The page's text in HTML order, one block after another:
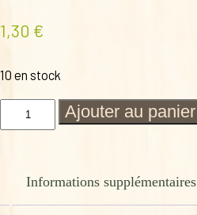
1,30 €
10 en stock
quantité
chevre
Ajouter au panier
Informations supplémentaires